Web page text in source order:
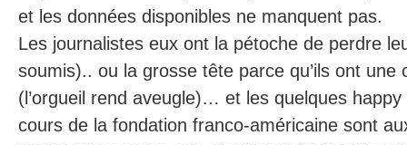
et les données disponibles ne manquent pas.
Les journalistes eux ont la pétoche de perdre
soumis).. ou la grosse tête parce qu’ils ont une
(l’orgueil rend aveugle)… et les quelques
cours de la fondation franco-américaine sont